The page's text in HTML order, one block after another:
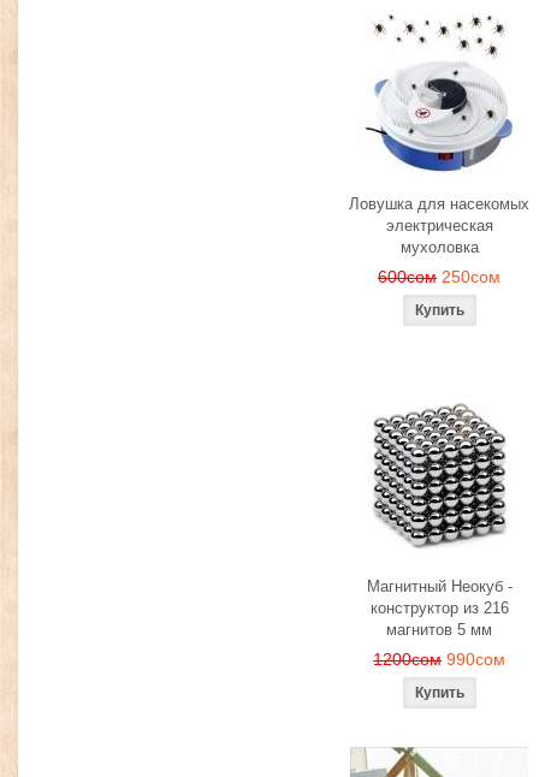
Ловушка для насекомых
электрическая
мухоловка
600сом 250сом
Магнитный Неокуб -
конструктор из 216
магнитов 5 мм
1200сом 990сом